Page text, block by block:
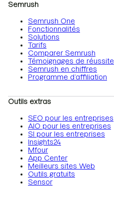
Semrush
Semrush One
Fonctionnalités
Solutions
Tarifs
Comparer Semrush
Témoignages de réussite
Semrush en chiffres
Programme d’affiliation
Outils extras
SEO pour les entreprises
AIO pour les entreprises
SI pour les entreprises
Insights24
Mfour
App Center
Meilleurs sites Web
Outils gratuits
Sensor